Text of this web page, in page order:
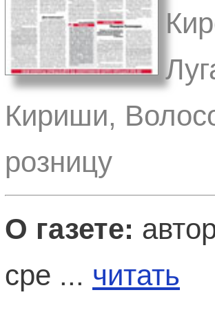
Кириши,
розницу
О газете:
сре ... читать